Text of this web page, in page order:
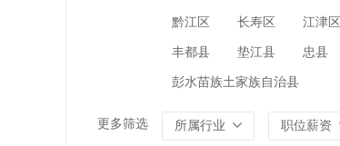
黔江区 长寿区 江津区
丰都县 垫江县 忠县
彭水苗族土家族自治县
更多筛选 所属行业 职位薪资